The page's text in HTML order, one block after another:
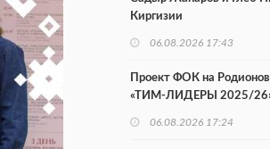
Киргизии
06.08.2026 17:43
Проект ФОК на
«ТИМ-ЛИДЕРЫ 2025/
06.08.2026 17:24